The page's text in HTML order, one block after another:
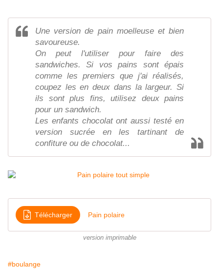
Une version de pain moelleuse et bien
savoureuse.
On peut l'utiliser pour faire des
sandwiches. Si vos pains sont épais
comme les premiers que j'ai réalisés,
coupez les en deux dans la largeur. Si
ils sont plus fins, utilisez deux pains
pour un sandwich.
Les enfants chocolat ont aussi testé en
version sucrée en les tartinant de
confiture ou de chocolat...
Télécharger Pain polaire
version imprimable
#boulange